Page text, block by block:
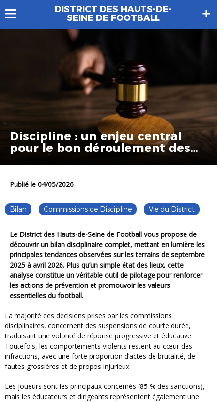
DISTRICT DES HAUTS-DE-
SEINE DE FOOTBALL
Discipline : un enjeu central
pour le bon déroulement des
compétitions
Publié le 04/05/2026
Bilan Commissions de Discipline Vie du District
Le District des Hauts-de-Seine de Football vous propose de
découvrir un bilan disciplinaire complet, mettant en lumière les
principales tendances observées sur les terrains de septembre
2025 à avril 2026. Plus qu’un simple état des lieux, cette
analyse constitue un véritable outil de pilotage pour renforcer
les actions de prévention et promouvoir les valeurs
essentielles du football.
La majorité des décisions prises par les commissions
disciplinaires, concernent des suspensions de courte durée,
traduisant une volonté de réponse progressive et éducative.
Toutefois, les comportements violents restent au cœur des
infractions, avec une forte proportion d’actes de brutalité, de
fautes grossières et de propos injurieux.
Les joueurs sont les principaux concernés (85 % des sanctions),
mais les éducateurs et dirigeants représentent également une